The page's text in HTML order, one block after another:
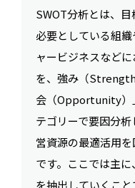
SWOT分析とは、
必要としている組
ャービジネスなど
を、強み（
会（Opportunity）
テゴリーで要因分
営資源の最適活用
です。ここでは主